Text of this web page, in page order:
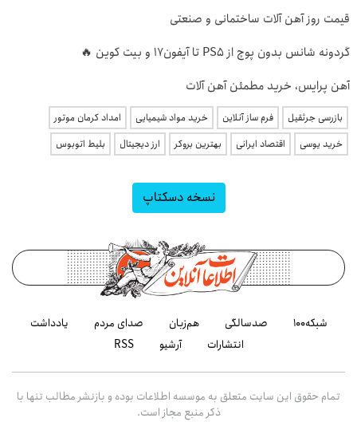
قیمت روز آهن آلات ساختمانی و صنعتی
گردونه شانس بدون پوچ از PS5 تا آیفون17 و بیت کوین 🔥
آهن پرایس، خرید مطمئن آهن آلات
بازرسی جرثقیل فرم ساز آنلاین خرید مواد شیمیایی
امداد کرمان موتور
خرید یوسی
اقتصاد ایرانی بهترین بروکر ارز دیجیتال بلیط اتوبوس
نسخه دسکتاپ
شبکه۱۰۰ صدسالگی هم‌زبان صدای مردم
یادداشت
انتشارات
آرشیو RSS
تمام حقوق این سایت متعلق به موسسه اطلاعات بوده و بازنشر مطالب تنها با
ذکر منبع مجاز است.